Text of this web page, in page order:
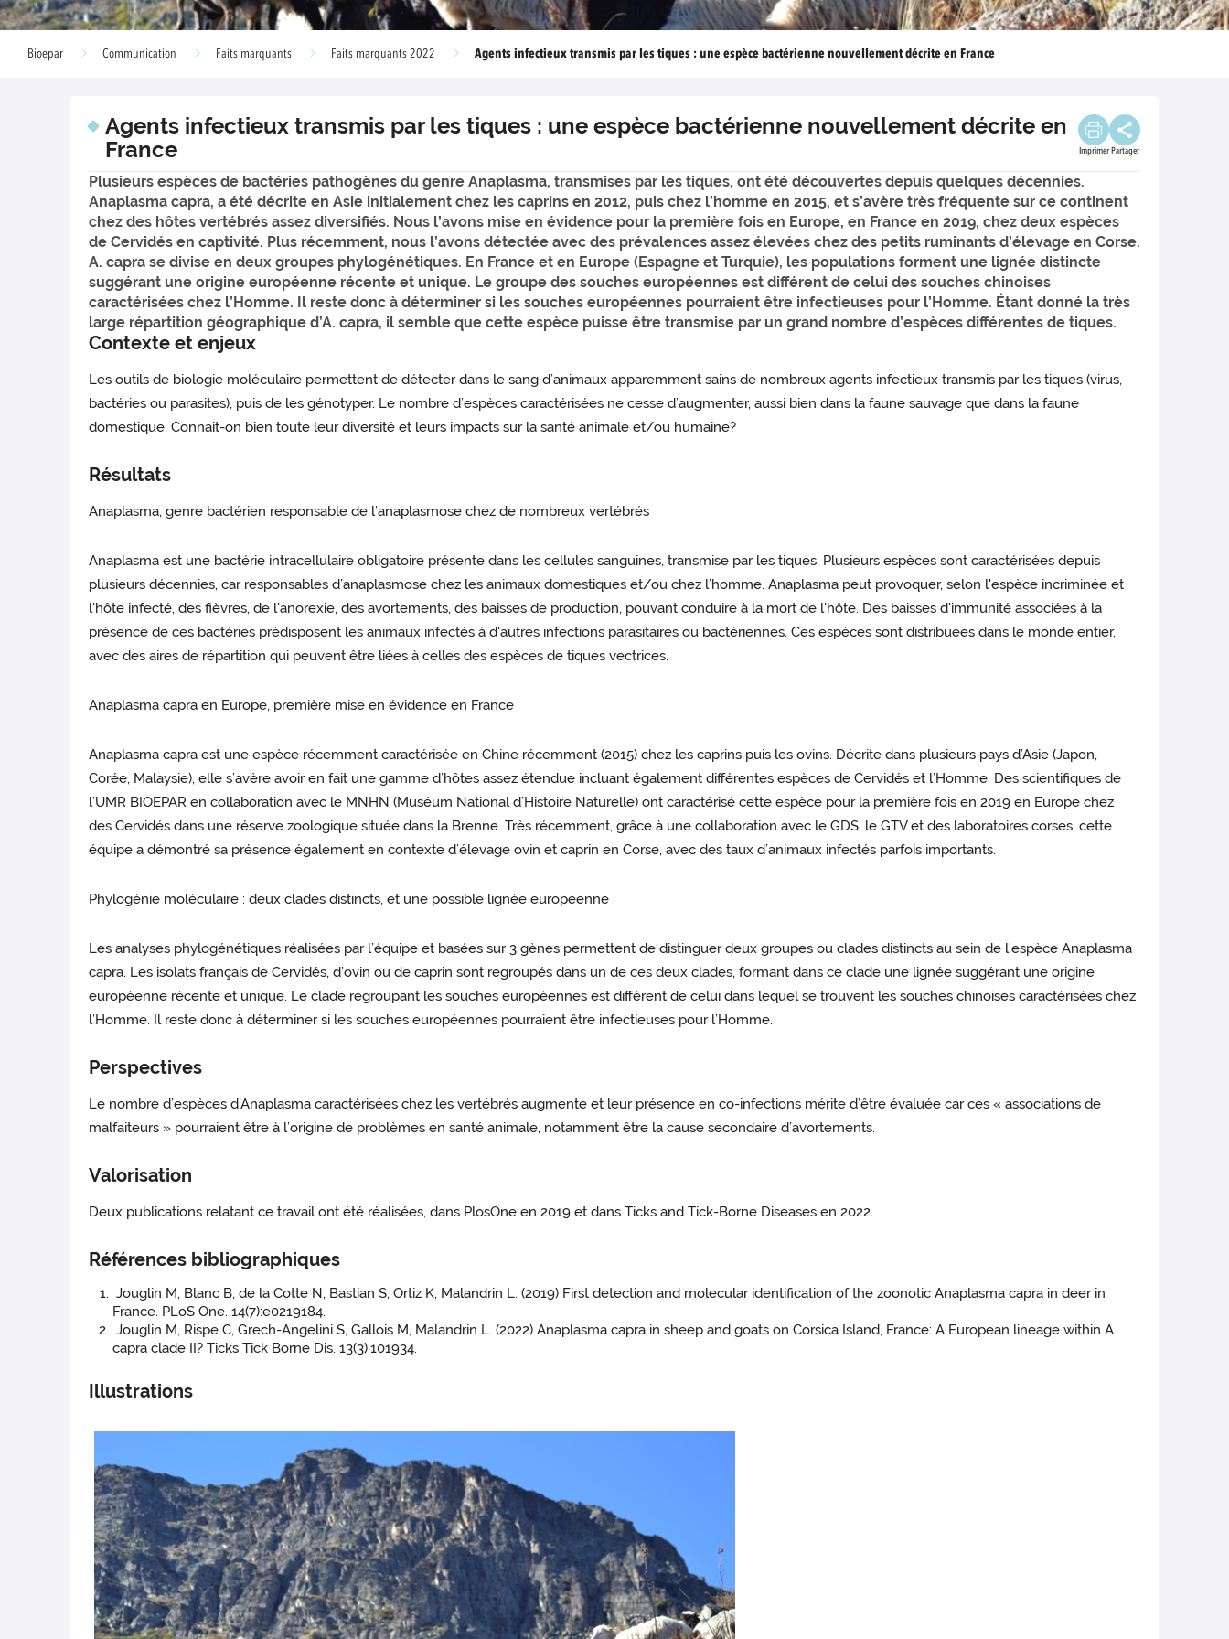
Bioepar Communication Faits marquants Faits marquants 2022 Agents infectieux transmis par les tiques : une espèce bactérienne nouvellement décrite en France
Agents infectieux transmis par les tiques : une espèce bactérienne nouvellement décrite en
France
Imprimer Partager
Plusieurs espèces de bactéries pathogènes du genre Anaplasma, transmises par les tiques, ont été découvertes depuis quelques décennies.
Anaplasma capra, a été décrite en Asie initialement chez les caprins en 2012, puis chez l’homme en 2015, et s’avère très fréquente sur ce continent
chez des hôtes vertébrés assez diversifiés. Nous l’avons mise en évidence pour la première fois en Europe, en France en 2019, chez deux espèces
de Cervidés en captivité. Plus récemment, nous l’avons détectée avec des prévalences assez élevées chez des petits ruminants d’élevage en Corse.
A. capra se divise en deux groupes phylogénétiques. En France et en Europe (Espagne et Turquie), les populations forment une lignée distincte
suggérant une origine européenne récente et unique. Le groupe des souches européennes est différent de celui des souches chinoises
caractérisées chez l’Homme. Il reste donc à déterminer si les souches européennes pourraient être infectieuses pour l’Homme. Étant donné la très
large répartition géographique d’A. capra, il semble que cette espèce puisse être transmise par un grand nombre d’espèces différentes de tiques.
Contexte et enjeux
Les outils de biologie moléculaire permettent de détecter dans le sang d’animaux apparemment sains de nombreux agents infectieux transmis par les tiques (virus,
bactéries ou parasites), puis de les génotyper. Le nombre d’espèces caractérisées ne cesse d’augmenter, aussi bien dans la faune sauvage que dans la faune
domestique. Connait-on bien toute leur diversité et leurs impacts sur la santé animale et/ou humaine?
Résultats
Anaplasma, genre bactérien responsable de l’anaplasmose chez de nombreux vertébrés
Anaplasma est une bactérie intracellulaire obligatoire présente dans les cellules sanguines, transmise par les tiques. Plusieurs espèces sont caractérisées depuis
plusieurs décennies, car responsables d’anaplasmose chez les animaux domestiques et/ou chez l’homme. Anaplasma peut provoquer, selon l'espèce incriminée et
l'hôte infecté, des fièvres, de l'anorexie, des avortements, des baisses de production, pouvant conduire à la mort de l'hôte. Des baisses d'immunité associées à la
présence de ces bactéries prédisposent les animaux infectés à d'autres infections parasitaires ou bactériennes. Ces espèces sont distribuées dans le monde entier,
avec des aires de répartition qui peuvent être liées à celles des espèces de tiques vectrices.
Anaplasma capra en Europe, première mise en évidence en France
Anaplasma capra est une espèce récemment caractérisée en Chine récemment (2015) chez les caprins puis les ovins. Décrite dans plusieurs pays d’Asie (Japon,
Corée, Malaysie), elle s’avère avoir en fait une gamme d’hôtes assez étendue incluant également différentes espèces de Cervidés et l’Homme. Des scientifiques de
l’UMR BIOEPAR en collaboration avec le MNHN (Muséum National d’Histoire Naturelle) ont caractérisé cette espèce pour la première fois en 2019 en Europe chez
des Cervidés dans une réserve zoologique située dans la Brenne. Très récemment, grâce à une collaboration avec le GDS, le GTV et des laboratoires corses, cette
équipe a démontré sa présence également en contexte d’élevage ovin et caprin en Corse, avec des taux d’animaux infectés parfois importants.
Phylogénie moléculaire : deux clades distincts, et une possible lignée européenne
Les analyses phylogénétiques réalisées par l’équipe et basées sur 3 gènes permettent de distinguer deux groupes ou clades distincts au sein de l’espèce Anaplasma
capra. Les isolats français de Cervidés, d’ovin ou de caprin sont regroupés dans un de ces deux clades, formant dans ce clade une lignée suggérant une origine
européenne récente et unique. Le clade regroupant les souches européennes est différent de celui dans lequel se trouvent les souches chinoises caractérisées chez
l’Homme. Il reste donc à déterminer si les souches européennes pourraient être infectieuses pour l’Homme.
Perspectives
Le nombre d’espèces d’Anaplasma caractérisées chez les vertébrés augmente et leur présence en co-infections mérite d’être évaluée car ces « associations de
malfaiteurs » pourraient être à l’origine de problèmes en santé animale, notamment être la cause secondaire d’avortements.
Valorisation
Deux publications relatant ce travail ont été réalisées, dans PlosOne en 2019 et dans Ticks and Tick-Borne Diseases en 2022.
Références bibliographiques
Jouglin M, Blanc B, de la Cotte N, Bastian S, Ortiz K, Malandrin L. (2019) First detection and molecular identification of the zoonotic Anaplasma capra in deer in
France. PLoS One. 14(7):e0219184.
Jouglin M, Rispe C, Grech-Angelini S, Gallois M, Malandrin L. (2022) Anaplasma capra in sheep and goats on Corsica Island, France: A European lineage within A.
capra clade II? Ticks Tick Borne Dis. 13(3):101934.
Illustrations